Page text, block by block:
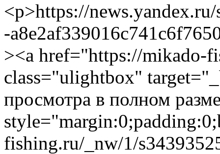
<p>https://
-
><a href="https://mikado-
class="ulightbox"
просмотра в полном
fishing.ru/_nw/1/